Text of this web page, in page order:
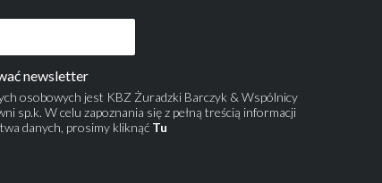
newsletter
osobowych jest KBZ Żuradzki Barczyk & Wspólnicy
sp.k. W celu zapoznania się z pełną treścią informacji
danych, prosimy kliknąć Tu